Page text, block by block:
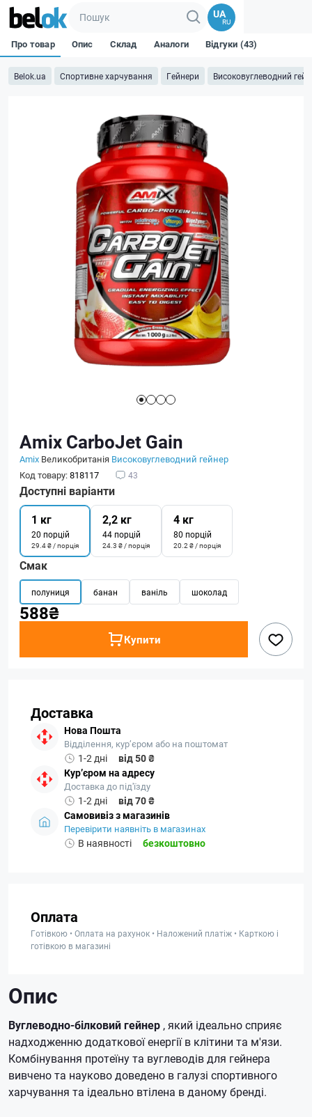
UA
RU
Belok.ua Спортивне харчування Гейнери Високовуглеводний
Про товар Опис Склад Аналоги Відгуки (43)
Amix CarboJet Gain
Amix Великобританія Високовуглеводний гейнер
Код товару:818117 43
Доступні варіанти
1 кг
20 порцій
29.4 ₴ / порція
2,2 кг
44 порцій
24.3 ₴ / порція
4 кг
80 порцій
20.2 ₴ / порція
Смак
полуниця банан ваніль шоколад
588₴
Купити
Доставка
Нова Пошта
Відділення, кур’єром або на поштомат
1-2 дні
від 50 ₴
Кур’єром на адресу
Доставка до під'їзду
1-2 дні
від 70 ₴
Самовивіз з магазинів
Перевірити наявніть в магазинах
В наявності безкоштовно
Оплата
Готівкою • Оплата на рахунок • Наложений платіж • Карткою і
готівкою в магазині
Опис
Вуглеводно-білковий гейнер , який ідеально сприяє
надходженню додаткової енергії в клітини та м'язи.
Комбінування протеїну та вуглеводів для гейнера
вивчено та науково доведено в галузі спортивного
харчування та ідеально втілена в даному бренді.